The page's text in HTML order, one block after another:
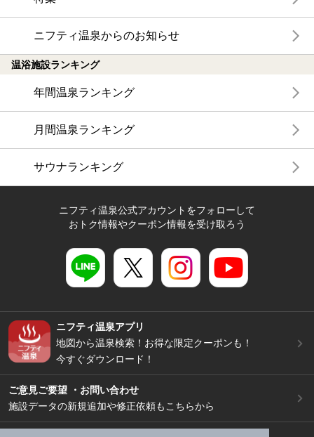
ニフティ温泉からのお知らせ
温浴施設ランキング
年間温泉ランキング
月間温泉ランキング
サウナランキング
ニフティ温泉公式アカウントをフォローして
おトク情報やクーポン情報を受け取ろう
ニフティ温泉アプリ
地図から温泉検索！お得な限定クーポンも！
今すぐダウンロード！
ご意見ご要望 ・お問い合わせ
施設データの新規追加や修正依頼もこちらから